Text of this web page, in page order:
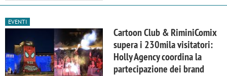
EVENTI
Cartoon Club & RiminiComix
supera i 230mila visitatori:
Holly Agency coordina la
partecipazione dei brand